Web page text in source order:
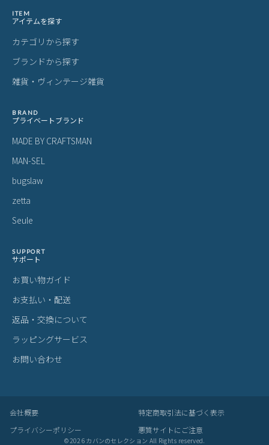
ITEM
アイテムを探す
カテゴリから探す
ブランドから探す
雑貨・ヴィンテージ雑貨
BRAND
プライベートブランド
MADE BY CRAFTSMAN
MAN-SEL
bugslaw
zetta
Seule
SUPPORT
サポート
お買い物ガイド
お支払い・配送
返品・交換について
ラッピングサービス
お問い合わせ
会社概要
特定商取引法に基づく表示
プライバシーポリシー
悪質サイトにご注意
© 2026カバンのセレクション All Rights reserved.